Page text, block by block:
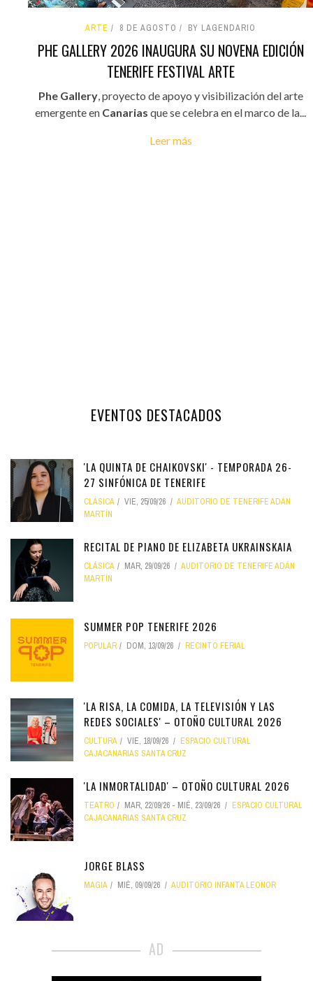
ARTE 8 DE AGOSTO BY LAGENDARIO
PHE GALLERY 2026 INAUGURA SU NOVENA EDICIÓN
TENERIFE FESTIVAL ARTE
Phe Gallery, proyecto de apoyo y visibilización del arte
emergente en Canarias que se celebra en el marco de la...
Leer más
EVENTOS DESTACADOS
'LA QUINTA DE CHAIKOVSKI' - TEMPORADA 26-
27 SINFÓNICA DE TENERIFE
CLÁSICA VIE, 25/09/26
AUDITORIO DE TENERIFE ADÁN
MARTÍN
RECITAL DE PIANO DE ELIZABETA UKRAINSKAIA
CLÁSICA MAR, 29/09/26
AUDITORIO DE TENERIFE ADÁN
MARTÍN
SUMMER POP TENERIFE 2026
POPULAR DOM, 13/09/26 RECINTO FERIAL
'LA RISA, LA COMIDA, LA TELEVISIÓN Y LAS
REDES SOCIALES' – OTOÑO CULTURAL 2026
CULTURA VIE, 18/09/26
ESPACIO CULTURAL
CAJACANARIAS SANTA CRUZ
'LA INMORTALIDAD' – OTOÑO CULTURAL 2026
TEATRO MAR, 22/09/26 - MIÉ, 23/09/26
ESPACIO CULTURAL
CAJACANARIAS SANTA CRUZ
JORGE BLASS
MAGIA MIÉ, 09/09/26 AUDITORIO INFANTA LEONOR
AD